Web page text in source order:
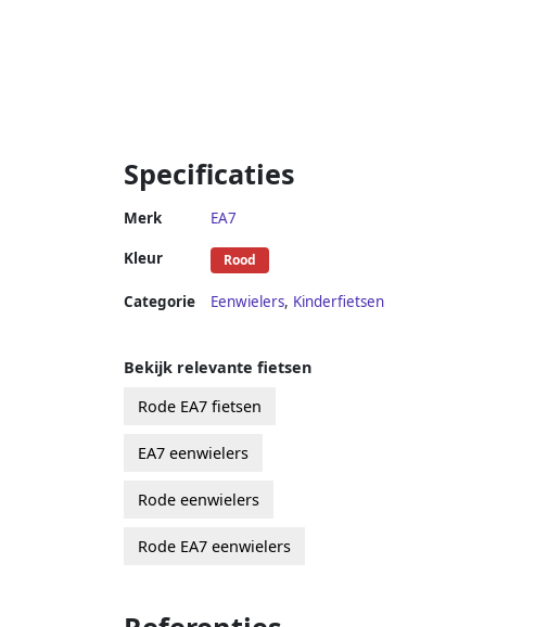
Specificaties
Merk EA7
Kleur Rood
Categorie Eenwielers, Kinderfietsen
Bekijk relevante fietsen
Rode EA7 fietsen
EA7 eenwielers
Rode eenwielers
Rode EA7 eenwielers